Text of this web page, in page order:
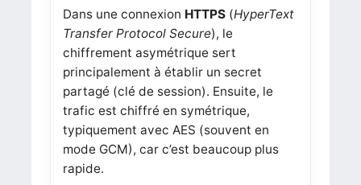
Dans une connexion HTTPS(HyperText
Transfer Protocol Secure), le
chiffrement asymétrique sert
principalement à établir un secret
partagé (clé de session). Ensuite, le
trafic est chiffré en symétrique,
typiquement avec AES (souvent en
mode GCM), car c’est beaucoup plus
rapide.